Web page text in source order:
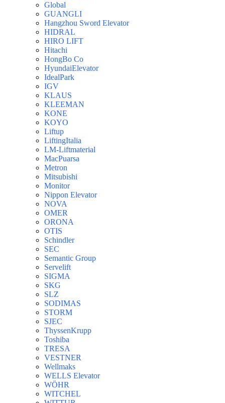
Global
GUANGLI
Hangzhou Sword Elevator
HIDRAL
HIRO LIFT
Hitachi
HongBo Co
HyundaiElevator
IdealPark
IGV
KLAUS
KLEEMAN
KONE
KOYO
Liftup
LiftingItalia
LM-Liftmaterial
MacPuarsa
Metron
Mitsubishi
Monitor
Nippon Elevator
NOVA
OMER
ORONA
OTIS
Schindler
SEC
Semantic Group
Servelift
SIGMA
SKG
SLZ
SODIMAS
STORM
SJEC
ThyssenKrupp
Toshiba
TRESA
VESTNER
Wellmaks
WELLS Elevator
WÖHR
WITCHEL